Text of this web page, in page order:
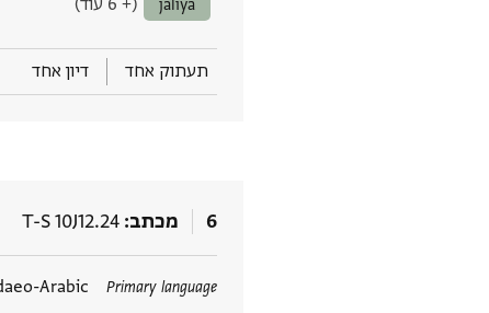
jaliya (+ 6 עוד)
תעתוק אחד דיון אחד
6 מכתב T-S 10J12.24
Primary language
Arabic תגים